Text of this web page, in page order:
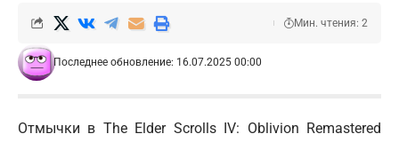
Последнее обновление: 16.07.2025 00:00
Мин. чтения: 2
Отмычки в The Elder Scrolls IV: Oblivion Remastered